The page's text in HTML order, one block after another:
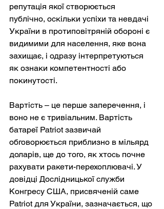
репутація якої створюється
публічно, оскільки успіхи та невдачі
України в протиповітряній обороні є
видимими для населення, яке вона
захищає, і одразу інтерпретуються
як ознаки компетентності або
покинутості.
Вартість – це перше заперечення, і
воно не є тривіальним. Вартість
батареї Patriot зазвичай
обговорюється приблизно в мільярд
доларів, ще до того, як хтось почне
рахувати ракети-перехоплювачі. У
довідці Дослідницької служби
Конгресу США, присвяченій саме
Patriot для України, зазначається, що